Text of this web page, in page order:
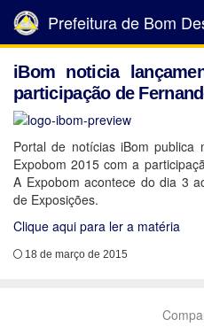
Prefeitura de Bom
iBom noticia
participação de
Portal de notícias iBom publica
Expobom 2015 com a
A Expobom acontece do dia 3
de Exposições.
Clique aqui para ler a matéria
18 de março de 2015